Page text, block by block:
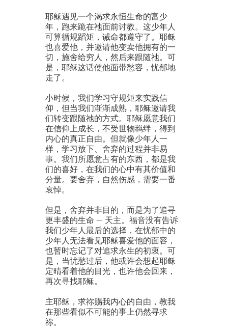
耶稣遇见一个渴求永恒生命的富少
年，跑来跪在祂面前讨教。这少年人
可算循规蹈矩，诫命都遵守了。耶稣
也喜爱他，并邀请他变卖他拥有的一
切，施舍给穷人，然后来跟随祂。可
是，耶稣这话使他面带愁容，忧郁地
走了。
小时候，我们学习守规矩来实践信
仰，但当我们渐渐成熟，耶稣邀请我
们转变跟随祂的方式。耶稣愿意我们
在信仰上成长，不受世物羁绊，得到
内心的真正自由。但就像少年人一
样，学习放下、舍弃的过程并非易
事。我们所愿意占有的东西，都是我
们的喜好，在我们的心中有其价值和
分量。要舍弃，自然伤感，需要一番
哀悼。
但是，舍弃并非目的，而是为了追寻
更丰盛的生命 — 天主。福音没有告诉
我们少年人最后的选择，在忧郁中的
少年人无法看见耶稣喜爱他的面容，
也暂时忘记了对追求永生的初衷。可
是，当忧愁过后，他或许会想起耶稣
定晴看着他的目光，也许他会回来，
再次寻找耶稣。
主耶稣，求祢赐我内心的自由，教我
在那些看似不可能的事上仍然寻求
祢。